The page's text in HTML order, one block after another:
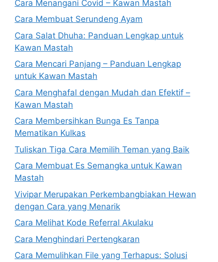
Cara Menangani Covid – Kawan Mastah
Cara Membuat Serundeng Ayam
Cara Salat Dhuha: Panduan Lengkap untuk
Kawan Mastah
Cara Mencari Panjang – Panduan Lengkap
untuk Kawan Mastah
Cara Menghafal dengan Mudah dan Efektif –
Kawan Mastah
Cara Membersihkan Bunga Es Tanpa
Mematikan Kulkas
Tuliskan Tiga Cara Memilih Teman yang Baik
Cara Membuat Es Semangka untuk Kawan
Mastah
Vivipar Merupakan Perkembangbiakan Hewan
dengan Cara yang Menarik
Cara Melihat Kode Referral Akulaku
Cara Menghindari Pertengkaran
Cara Memulihkan File yang Terhapus: Solusi